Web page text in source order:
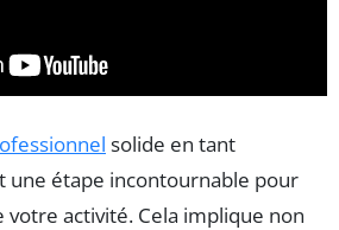
solide en tant
une étape incontournable pour
votre activité. Cela implique non